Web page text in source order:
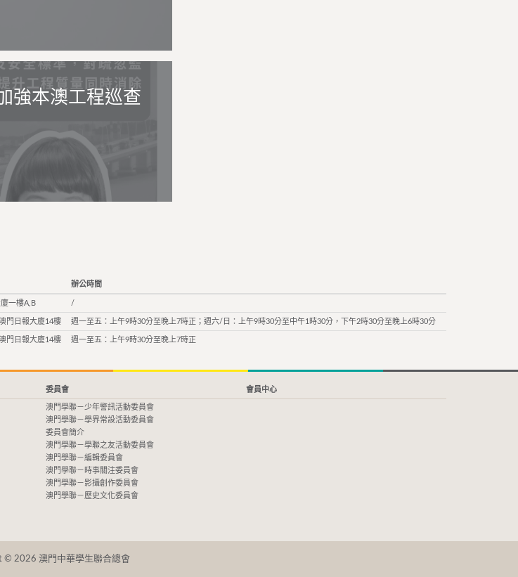
強本澳工程巡查
辦公時間
一樓A,B /
門日報大廈14樓 週一至五：上午9時30分至晚上7時正；週六/日：上午9時30分至中午1時30分，下午2時30分至晚上6時30分
門日報大廈14樓 週一至五：上午9時30分至晚上7時正
委員會
澳門學聯－少年警訊活動委員會
澳門學聯－學界常設活動委員會
委員會簡介
澳門學聯－學聯之友活動委員會
澳門學聯－編輯委員會
澳門學聯－時事關注委員會
澳門學聯－影攝創作委員會
澳門學聯－歷史文化委員會
會員中心
© 2026 澳門中華學生聯合總會